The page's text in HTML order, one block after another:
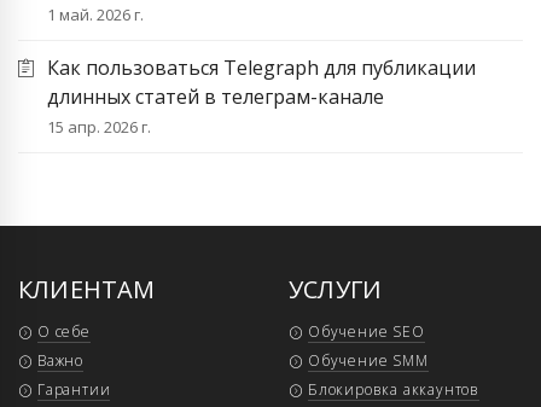
1 май. 2026 г.
Как пользоваться Telegraph для публикации
длинных статей в телеграм-канале
15 апр. 2026 г.
КЛИЕНТАМ
О себе
Важно
Гарантии
УСЛУГИ
Обучение SEO
Обучение SMM
Блокировка аккаунтов